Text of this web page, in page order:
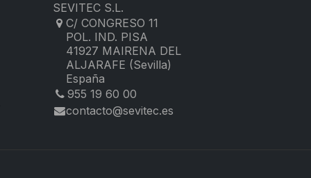
SEVITEC S.L.
C/ CONGRESO 11
POL. IND. PISA
41927 MAIRENA DEL
ALJARAFE (Sevilla)
España
955 19 60 00
contacto@sevitec.es